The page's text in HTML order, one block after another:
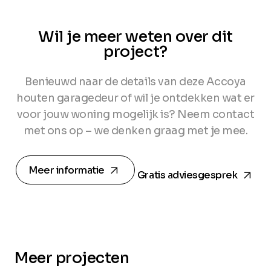
Wil je meer weten over dit
project?
Benieuwd naar de details van deze Accoya
houten garagedeur of wil je ontdekken wat er
voor jouw woning mogelijk is? Neem contact
met ons op – we denken graag met je mee.
Meer informatiearrow_forward Gratis adviesgesprekarrow_forward
Meer projecten